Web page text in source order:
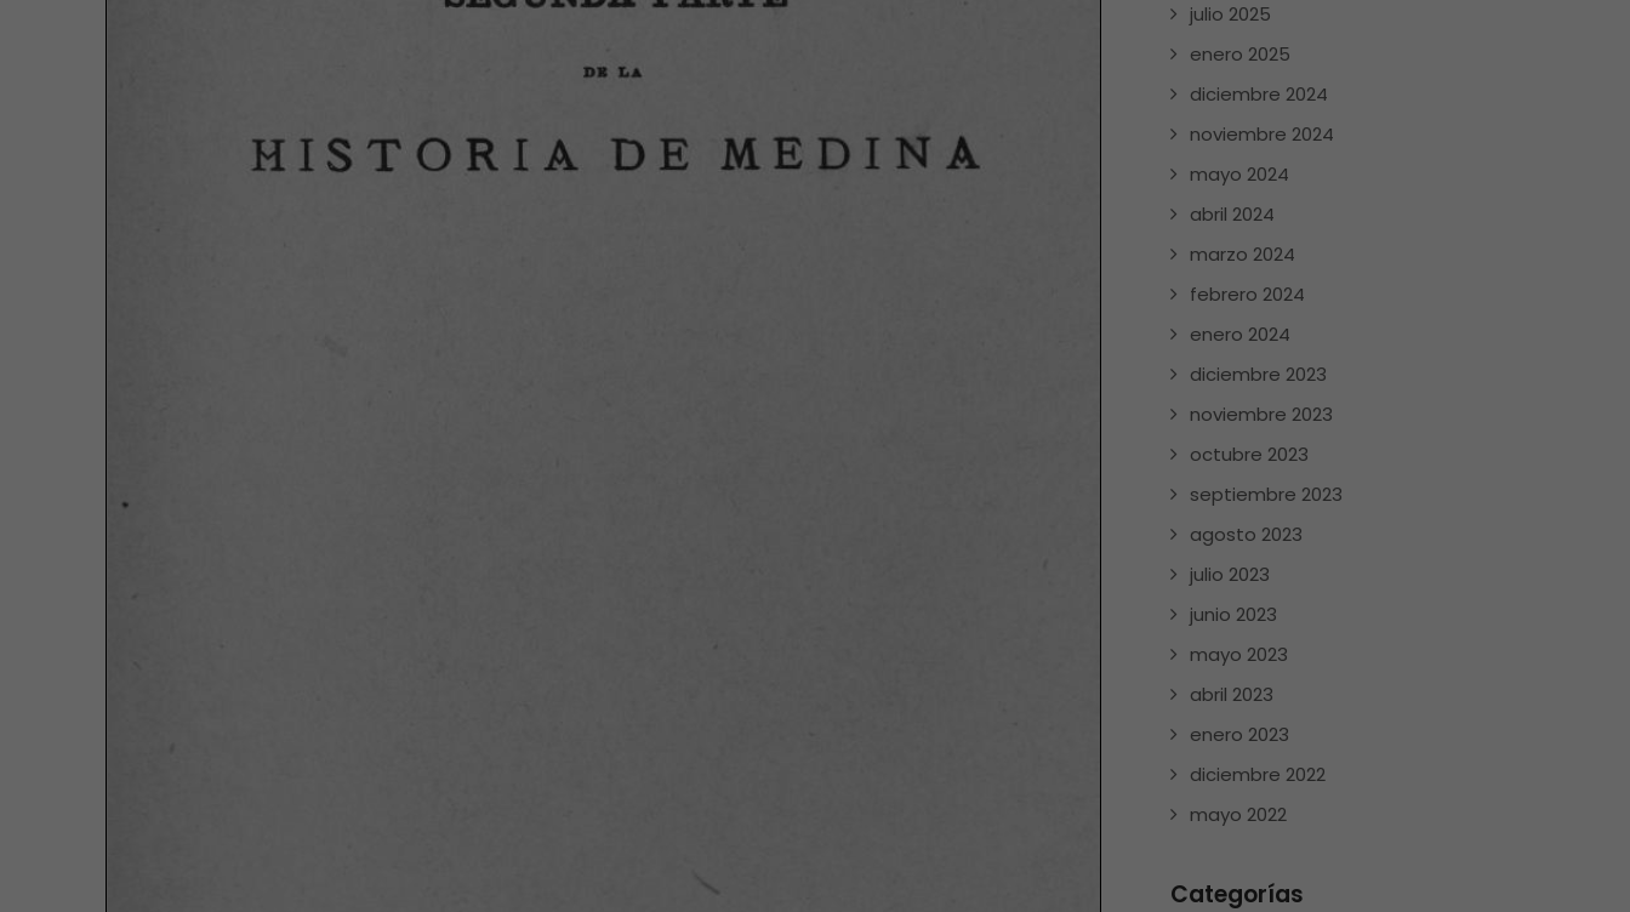
julio 2025
enero 2025
diciembre 2024
noviembre 2024
mayo 2024
abril 2024
marzo 2024
febrero 2024
enero 2024
diciembre 2023
noviembre 2023
octubre 2023
septiembre 2023
agosto 2023
julio 2023
junio 2023
mayo 2023
abril 2023
enero 2023
diciembre 2022
mayo 2022
Categorías